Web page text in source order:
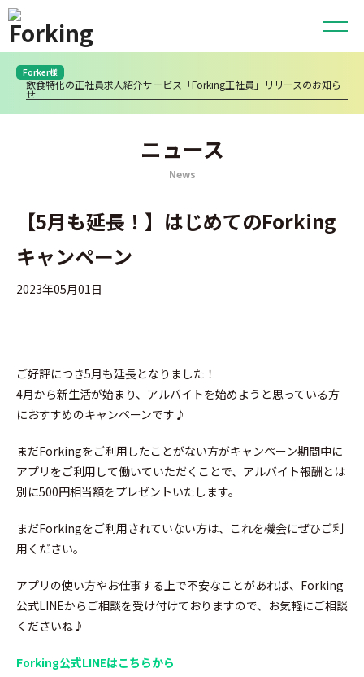
Forker様
飲食特化の正社員求人紹介サービス「Forking正社員」リリースのお知ら
せ
ニュース
News
【5月も延長！】はじめてのForking
キャンペーン
2023年05月01日
ご好評につき5月も延長となりました！
4月から新生活が始まり、アルバイトを始めようと思っている方
におすすめのキャンペーンです♪
まだForkingをご利用したことがない方がキャンペーン期間中に
アプリをご利用して働いていただくことで、アルバイト報酬とは
別に500円相当額をプレゼントいたします。
まだForkingをご利用されていない方は、これを機会にぜひご利
用ください。
アプリの使い方やお仕事する上で不安なことがあれば、Forking
公式LINEからご相談を受け付けておりますので、お気軽にご相談
くださいね♪
Forking公式LINEはこちらから